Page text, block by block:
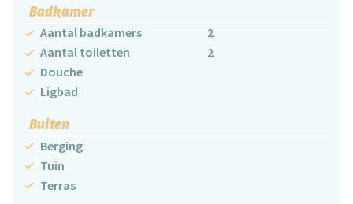
Badkamer
Aantal badkamers
2
Aantal toiletten
2
Douche
Ligbad
Buiten
Berging
Tuin
Terras